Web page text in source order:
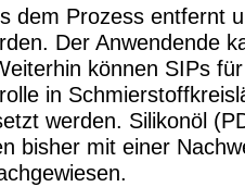
dem Prozess entfernt
Der Anwendende
können SIPs
in
werden. Silikonöl
bisher mit einer